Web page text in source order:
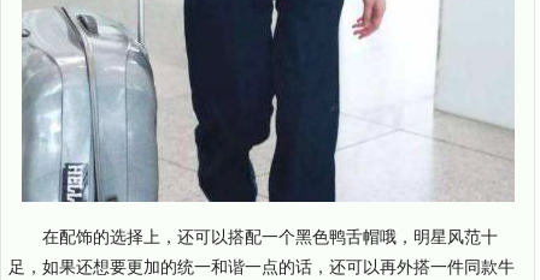
在配饰的选择上，还可以搭配一个黑色鸭舌帽哦，明星风范十
足，如果还想要更加的统一和谐一点的话，还可以再外搭一件同款牛